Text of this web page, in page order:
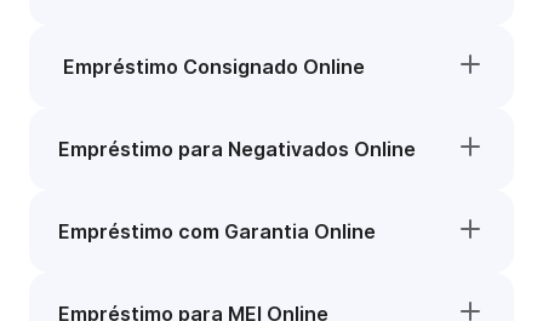
Empréstimo Consignado Online
Empréstimo para Negativados Online
Empréstimo com Garantia Online
Empréstimo para MEI Online